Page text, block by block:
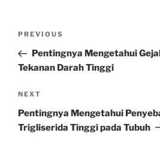
Previous
Post
PREVIOUS
Pentingnya Mengetahui
Tekanan Darah Tinggi
Next
Post
NEXT
Pentingnya Mengetahui
Trigliserida Tinggi pada Tubuh